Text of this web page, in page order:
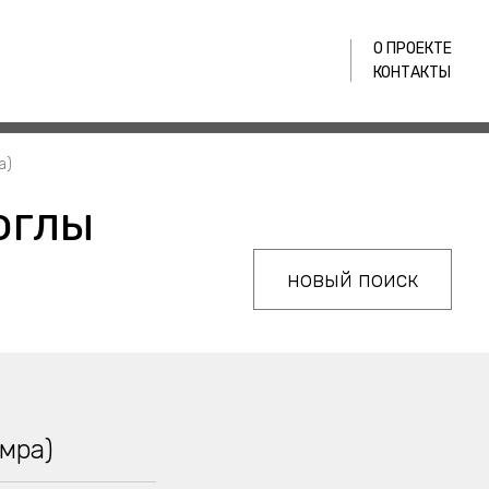
О ПРОЕКТЕ
КОНТАКТЫ
новый поиск